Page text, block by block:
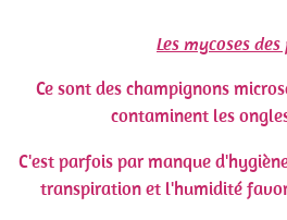
Les mycoses
Ce sont des champignons
contaminent les
C'est parfois par manque
transpiration et l'humidité